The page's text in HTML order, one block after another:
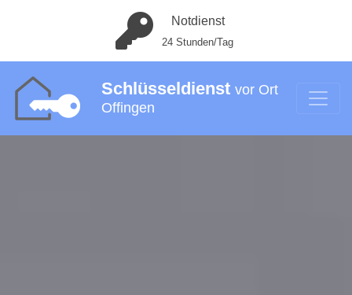
Notdienst
24 Stunden/Tag
Schlüsseldienst vor Ort
Offingen